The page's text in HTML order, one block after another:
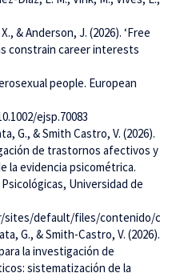
& Anderson, J. (2026). ‘Free
constrain career interests
people. European
ejsp.70083
G., & Smith Castro, V. (2026).
de trastornos afectivos y
la evidencia psicométrica.
Universidad de
sites/default/files/contenido/
G., & Smith-Castro, V. (2026).
la investigación de
sistematización de la